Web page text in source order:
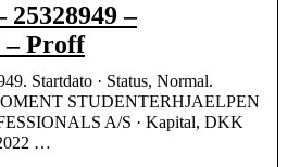
25328949 –
– Proff
Startdato · Status, Normal.
STUDENTERHJAELPEN
A/S · Kapital, DKK
…